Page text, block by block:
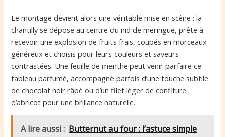
Le montage devient alors une véritable mise en scène : la
chantilly se dépose au centre du nid de meringue, prête à
recevoir une explosion de fruits frais, coupés en morceaux
généreux et choisis pour leurs couleurs et saveurs
contrastées. Une feuille de menthe peut venir parfaire ce
tableau parfumé, accompagné parfois d’une touche subtile
de chocolat noir râpé ou d’un filet léger de confiture
d’abricot pour une brillance naturelle.
A lire aussi : Butternut au four : l’astuce simple